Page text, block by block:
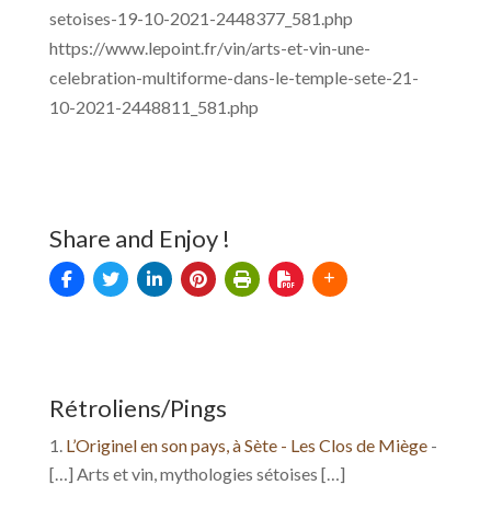
setoises-19-10-2021-2448377_581.php
https://www.lepoint.fr/vin/arts-et-vin-une-
celebration-multiforme-dans-le-temple-sete-21-
10-2021-2448811_581.php
Share and Enjoy !
Rétroliens/Pings
L’Originel en son pays, à Sète - Les Clos de Miège-
[…] Arts et vin, mythologies sétoises […]